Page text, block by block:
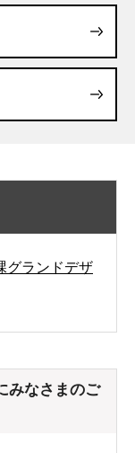
グランドデザ
みなさまのご